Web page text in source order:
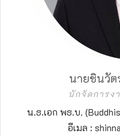
นายชินวัต
นักจัดการง
น.ธ.เอก พธ.บ.
อีเมล :